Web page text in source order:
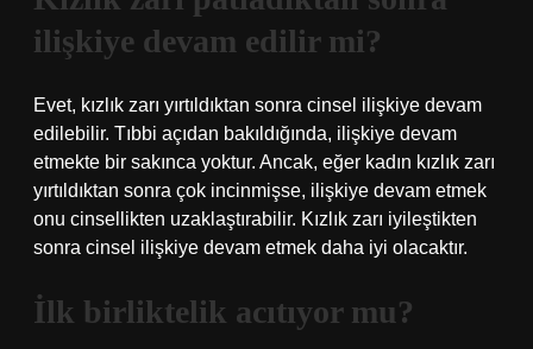
ilişkiye devam edilir mi?
Evet, kızlık zarı yırtıldıktan sonra cinsel ilişkiye devam
edilebilir. Tıbbi açıdan bakıldığında, ilişkiye devam
etmekte bir sakınca yoktur. Ancak, eğer kadın kızlık zarı
yırtıldıktan sonra çok incinmişse, ilişkiye devam etmek
onu cinsellikten uzaklaştırabilir. Kızlık zarı iyileştikten
sonra cinsel ilişkiye devam etmek daha iyi olacaktır.
İlk birliktelik acıtıyor mu?